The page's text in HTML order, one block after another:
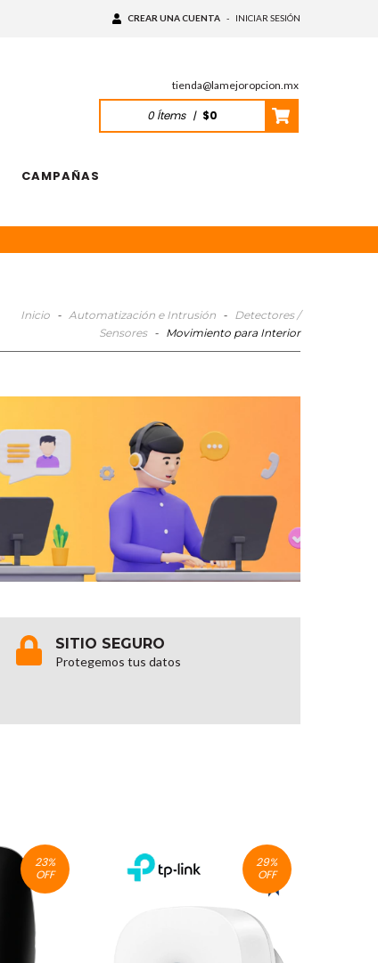
CREAR UNA CUENTA - INICIAR SESIÓN
tienda@lamejoropcion.mx
0Ítems | $0
CAMPAÑAS
Inicio - Automatización e Intrusión - Detectores /
Sensores - Movimiento para Interior
SITIO SEGURO
Protegemos tus datos
23%
OFF
29%
OFF